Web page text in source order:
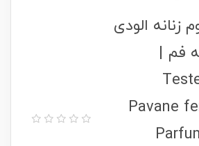
زنانه الودی
فم |
Pavane